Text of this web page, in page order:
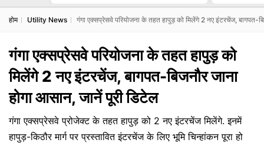
होम Utility News गंगा एक्सप्रेसवे परियोजना के तहत हापुड़ को मिलेंगे 2 नए इंटरचेंज, बागपत-
गंगा एक्सप्रेसवे परियोजना के तहत हापुड़ को
मिलेंगे 2 नए इंटरचेंज, बागपत-बिजनौर जाना
होगा आसान, जानें पूरी डिटेल
गंगा एक्सप्रेसवे प्रोजेक्ट के तहत हापुड़ को 2 नए इंटरचेंज मिलेंगे. इनमें
हापुड़-किठौर मार्ग पर प्रस्तावित इंटरचेंज के लिए भूमि चिन्हांकन पूरा हो